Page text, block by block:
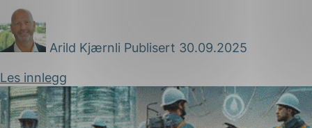
Arild Kjærnli Publisert 30.09.2025
Les innlegg